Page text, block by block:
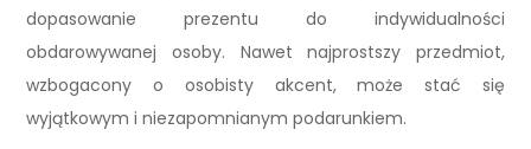
dopasowanie prezentu do indywidualności
obdarowywanej osoby. Nawet najprostszy przedmiot,
wzbogacony o osobisty akcent, może stać się
wyjątkowym i niezapomnianym podarunkiem.